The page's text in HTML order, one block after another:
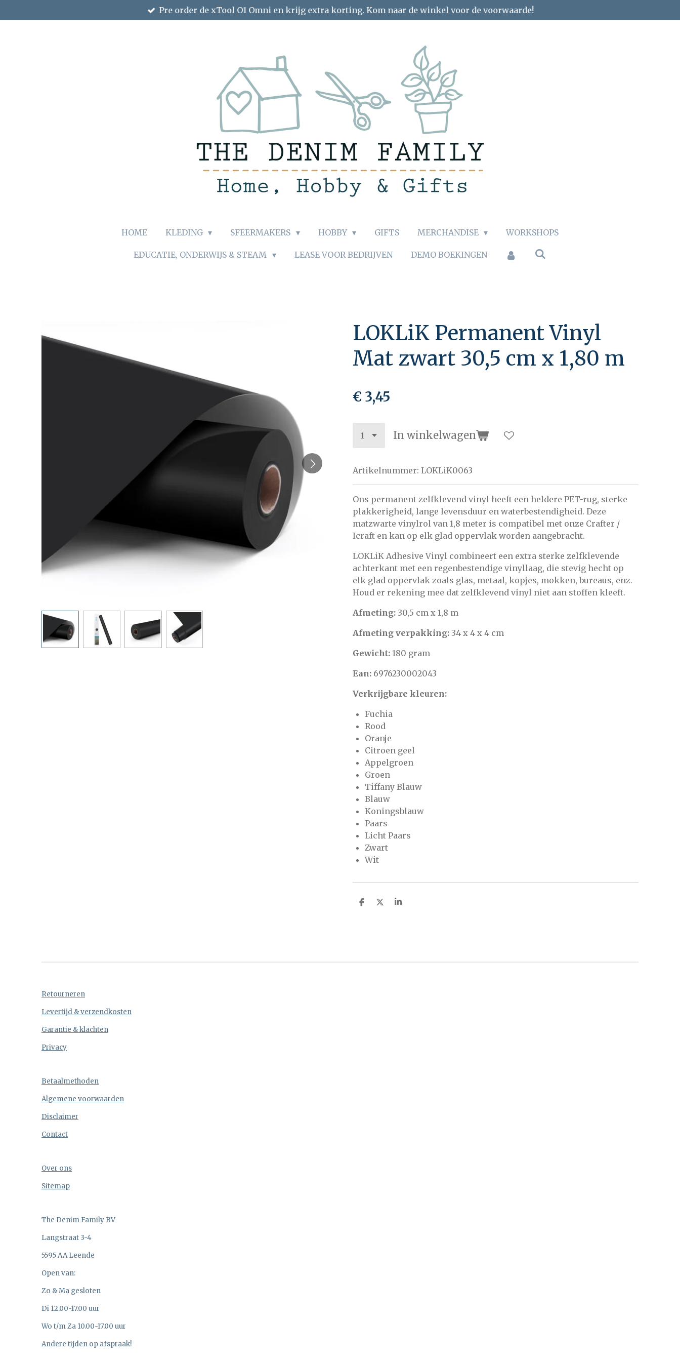
direct
Pre order de xTool O1 Omni en krijg extra korting. Kom naar de winkel voor de voorwaarde!
HOME KLEDING SFEERMAKERS HOBBY GIFTS MERCHANDISE WORKSHOPS
EDUCATIE, ONDERWIJS & STEAM LEASE VOOR BEDRIJVEN DEMO BOEKINGEN
LOKLiK Permanent Vinyl
Mat zwart 30,5 cm x 1,80 m
€ 3,45
In winkelwagen
Artikelnummer: LOKLiK0063
Ons permanent zelfklevend vinyl heeft een heldere PET-rug, sterke
plakkerigheid, lange levensduur en waterbestendigheid. Deze
matzwarte vinylrol van 1,8 meter is compatibel met onze Crafter /
Icraft en kan op elk glad oppervlak worden aangebracht.
LOKLiK Adhesive Vinyl combineert een extra sterke zelfklevende
achterkant met een regenbestendige vinyllaag, die stevig hecht op
elk glad oppervlak zoals glas, metaal, kopjes, mokken, bureaus, enz.
Houd er rekening mee dat zelfklevend vinyl niet aan stoffen kleeft.
Afmeting: 30,5 cm x 1,8 m
Afmeting verpakking: 34 x 4 x 4 cm
Gewicht: 180 gram
Ean: 6976230002043
Verkrijgbare kleuren:
Fuchia
Rood
Oranje
Citroen geel
Appelgroen
Groen
Tiffany Blauw
Blauw
Koningsblauw
Paars
Licht Paars
Zwart
Wit
D
D
S
Retourneren
Levertijd & verzendkosten
Garantie & klachten
Privacy
Betaalmethoden
Algemene voorwaarden
Disclaimer
Contact
Over ons
Sitemap
The Denim Family BV
Langstraat 3-4
5595 AA Leende
Open van:
Zo & Ma gesloten
Di 12.00-17.00 uur
Wo t/m Za 10.00-17.00 uur
Andere tijden op afspraak!